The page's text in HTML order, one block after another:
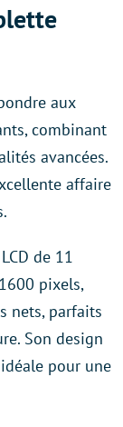
aux
combinant
avancées.
affaire
de 11
pixels,
nets, parfaits
Son design
pour une